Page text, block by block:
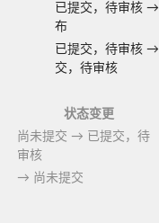
已提交，待审核 →
布
已提交，待审核 →
交，待审核
状态变更
尚未提交 → 已提交，待
审核
→ 尚未提交